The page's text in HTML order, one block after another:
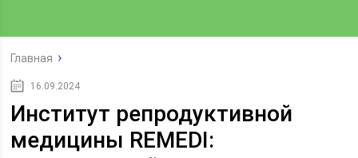
Главная
16.09.2024
Институт репродуктивной
медицины REMEDI: